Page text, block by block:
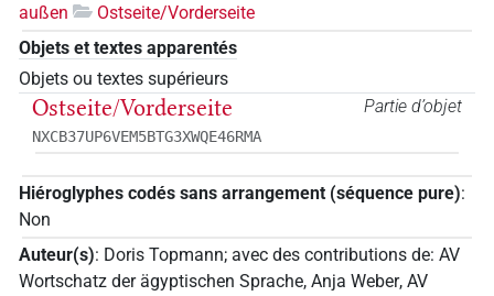
außen
Ostseite/Vorderseite
Objets et textes apparentés
Objets ou textes supérieurs
Partie d’objet
Ostseite/Vorderseite
NXCB37UP6VEM5BTG3XWQE46RMA
Hiéroglyphes codés sans arrangement (séquence pure):
Non
Auteur(s): Doris Topmann; avec des contributions de: AV
Wortschatz der ägyptischen Sprache, Anja Weber, AV